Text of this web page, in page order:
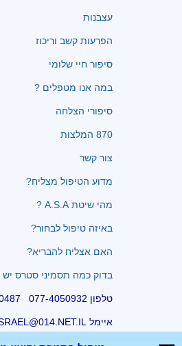
עצבנות
הפרעות קשב וריכוז
סיפור חיי שלומי
במה אנו מטפלים ?
סיפורי הצלחה
870 המלצות
צור קשר
מדוע הטיפול מצליח?
מהי שיטת A.S.A ?
באיזה טיפול לבחור?
האם אצליח להבריא?
בדוק כמה תסמיני סטרס יש
טלפון 077-4050932 0522610487
איימל SISRAEL@014.NET.IL